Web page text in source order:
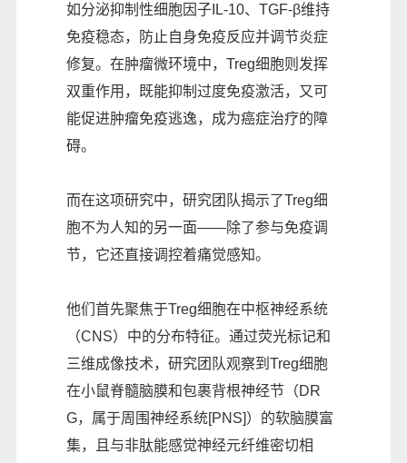
如分泌抑制性细胞因子IL-10、TGF-β维持
免疫稳态，防止自身免疫反应并调节炎症
修复。在肿瘤微环境中，Treg细胞则发挥
双重作用，既能抑制过度免疫激活，又可
能促进肿瘤免疫逃逸，成为癌症治疗的障
碍。
而在这项研究中，研究团队揭示了Treg细
胞不为人知的另一面——除了参与免疫调
节，它还直接调控着痛觉感知。
他们首先聚焦于Treg细胞在中枢神经系统
（CNS）中的分布特征。通过荧光标记和
三维成像技术，研究团队观察到Treg细胞
在小鼠脊髓脑膜和包裹背根神经节（DR
G，属于周围神经系统[PNS]）的软脑膜富
集，且与非肽能感觉神经元纤维密切相